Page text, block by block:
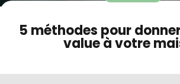
5 méthodes pour
value à votre